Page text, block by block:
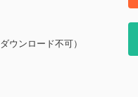
ウンロード不可）